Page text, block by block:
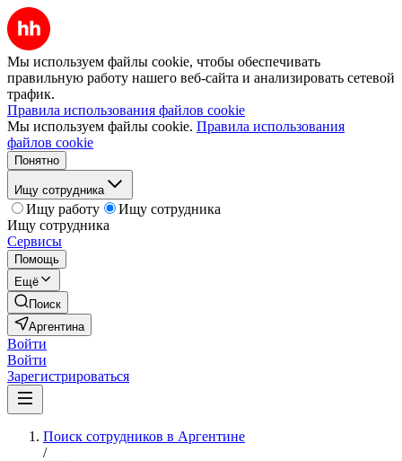
Мы используем файлы cookie, чтобы обеспечивать
правильную работу нашего веб-сайта и анализировать сетевой
трафик.
Правила использования файлов cookie
Мы используем файлы cookie. Правила использования
файлов cookie
Понятно
Ищу сотрудника
Ищу работу
Ищу сотрудника
Ищу сотрудника
Сервисы
Помощь
Ещё
Поиск
Аргентина
Войти
Войти
Зарегистрироваться
Поиск сотрудников в Аргентине
/